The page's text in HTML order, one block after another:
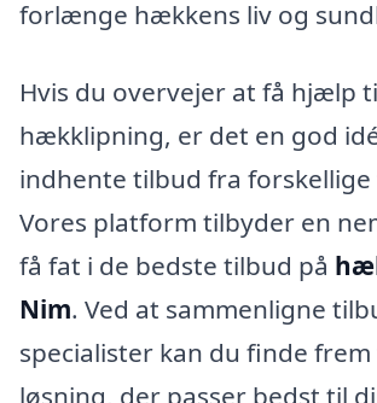
forlænge hækkens liv og
Hvis du overvejer at få hjælp
hækklipning, er det en god
indhente tilbud fra forskellige
Vores platform tilbyder en
få fat i de bedste tilbud på
Nim. Ved at sammenligne
specialister kan du finde
løsning, der passer bedst til